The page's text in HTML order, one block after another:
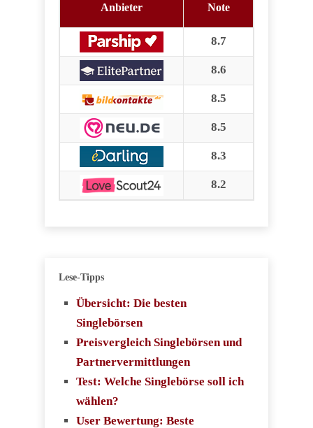
Anbieter Note
8.7
8.6
8.5
8.5
8.3
8.2
Lese-Tipps
Übersicht: Die besten
Singlebörsen
Preisvergleich Singlebörsen und
Partnervermittlungen
Test: Welche Singlebörse soll ich
wählen?
User Bewertung: Beste